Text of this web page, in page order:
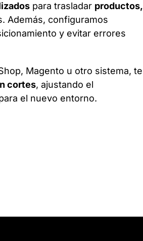
para trasladar productos,
Además, configuramos
y evitar errores
Magento u otro sistema, te
cortes, ajustando el
el nuevo entorno.